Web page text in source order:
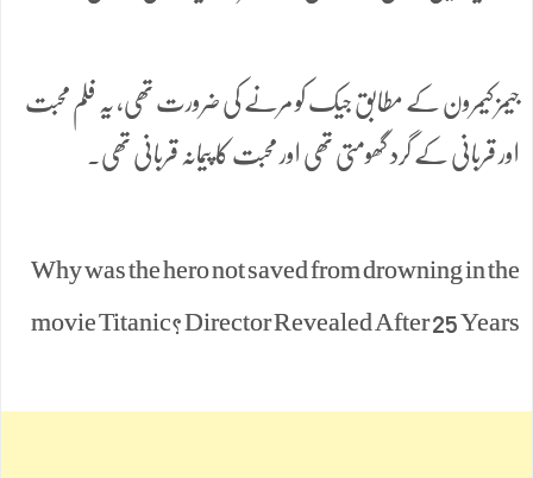
جیمز کیمرون کے مطابق جیک کو مرنے کی ضرورت تھی، یہ فلم محبت
اور قربانی کے گرد گھومتی تھی اور محبت کا پیمانہ قربانی تھی۔
Why was the hero not saved from drowning in the
movie Titanic? Director Revealed After 25 Years